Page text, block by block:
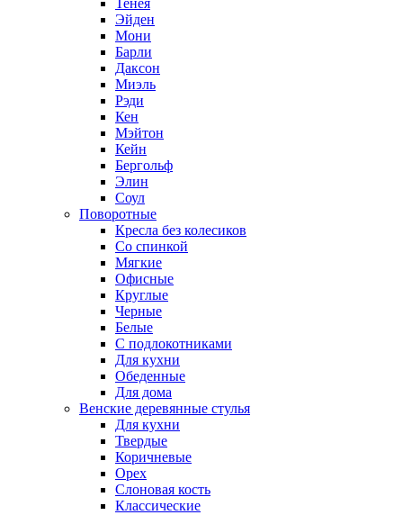
Тенея
Эйден
Мони
Барли
Даксон
Миэль
Рэди
Кен
Мэйтон
Кейн
Бергольф
Элин
Соул
Поворотные
Кресла без колесиков
Со спинкой
Мягкие
Офисные
Круглые
Черные
Белые
С подлокотниками
Для кухни
Обеденные
Для дома
Венские деревянные стулья
Для кухни
Твердые
Коричневые
Орех
Слоновая кость
Классические